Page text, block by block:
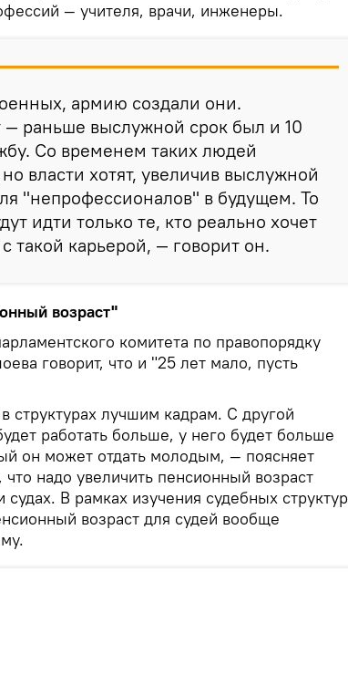
— учителя, врачи, инженеры.
армию создали они.
— раньше выслужной срок был и 10
Со временем таких людей
власти хотят, увеличив выслужной
"непрофессионалов" в будущем. То
идти только те, кто реально хочет
такой карьерой, — говорит он.
возраст"
комитета по правопорядку
говорит, что и "25 лет мало, пусть
структурах лучшим кадрам. С другой
работать больше, у него будет больше
он может отдать молодым, — поясняет
надо увеличить пенсионный возраст
судах. В рамках изучения судебных структур
возраст для судей вообще